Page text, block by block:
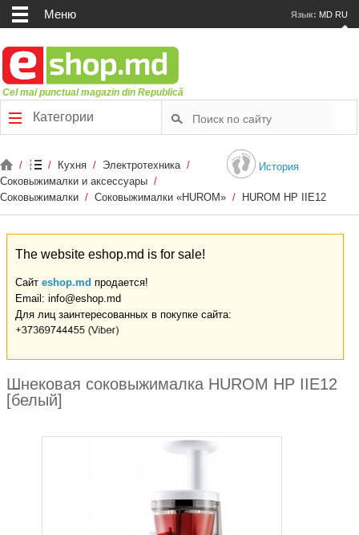
Меню Язык: MD RU
Cel mai punctual magazin din Republică
Категории
История
/ / Кухня / Электротехника /
Соковыжималки и аксессуары /
Соковыжималки / Соковыжималки «HUROM» / HUROM HP IIE12
The website eshop.md is for sale!
Сайт eshop.md продается!
Email: info@eshop.md
Для лиц заинтересованных в покупке сайта:
Шнековая соковыжималка HUROM HP IIE12
[белый]
zoom